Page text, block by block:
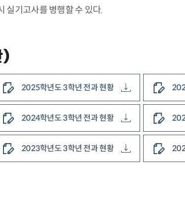
실기고사를 병행할 수 있다.
)
2025학년도 3학년 전과 현황
2024학년도 3학년 전과 현황
2023학년도 3학년 전과 현황